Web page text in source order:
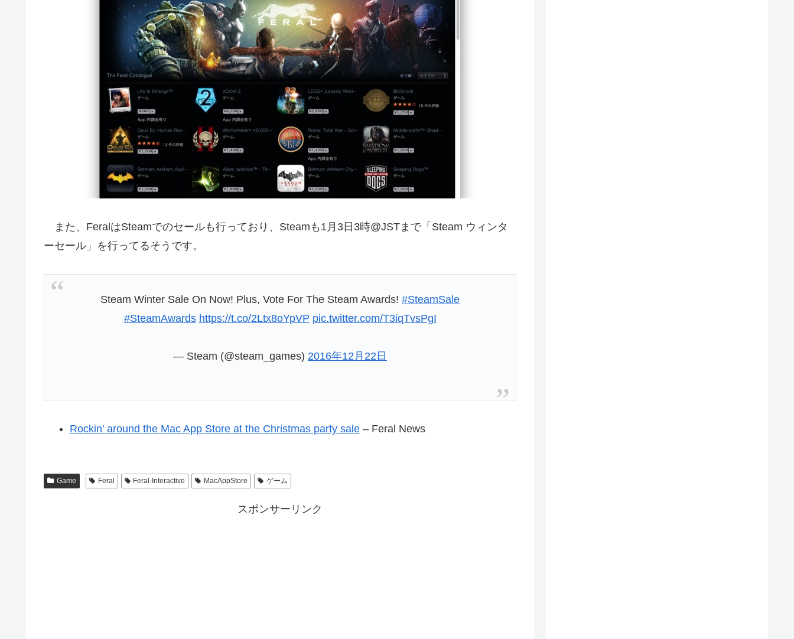
また、FeralはSteamでのセールも行っており、Steamも1月3日3時@JSTまで「Steam ウィンタ
ーセール」を行ってるそうです。
Steam Winter Sale On Now! Plus, Vote For The Steam Awards! #SteamSale
#SteamAwards https://t.co/2Ltx8oYpVP pic.twitter.com/T3iqTvsPgI
— Steam (@steam_games) 2016年12月22日
Rockin' around the Mac App Store at the Christmas party sale– Feral News
Game Feral Feral-Interactive MacAppStore ゲーム
スポンサーリンク